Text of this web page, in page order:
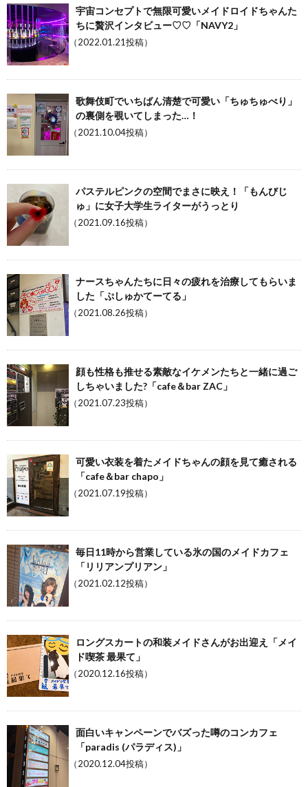
宇宙コンセプトで無限可愛いメイドロイドちゃんた
ちに贅沢インタビュー♡♡「NAVY2」
（2022.01.21投稿）
歌舞伎町でいちばん清楚で可愛い「ちゅちゅべり」
の裏側を覗いてしまった…！
（2021.10.04投稿）
パステルピンクの空間でまさに映え！「もんびじ
ゅ」に女子大学生ライターがうっとり
（2021.09.16投稿）
ナースちゃんたちに日々の疲れを治療してもらいま
した「ぷしゅかてーてる」
（2021.08.26投稿）
顔も性格も推せる素敵なイケメンたちと一緒に過ご
しちゃいました?「cafe＆bar ZAC」
（2021.07.23投稿）
可愛い衣装を着たメイドちゃんの顔を見て癒される
「cafe＆bar chapo」
（2021.07.19投稿）
毎日11時から営業している氷の国のメイドカフェ
「リリアンプリアン」
（2021.02.12投稿）
ロングスカートの和装メイドさんがお出迎え「メイ
ド喫茶 最果て」
（2020.12.16投稿）
面白いキャンペーンでバズった噂のコンカフェ
「paradis (パラディス)」
（2020.12.04投稿）